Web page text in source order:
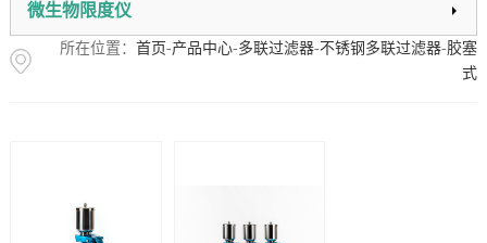
微生物限度仪
所在位置：首页-产品中心-多联过滤器-不锈钢多联过滤器-胶塞
式